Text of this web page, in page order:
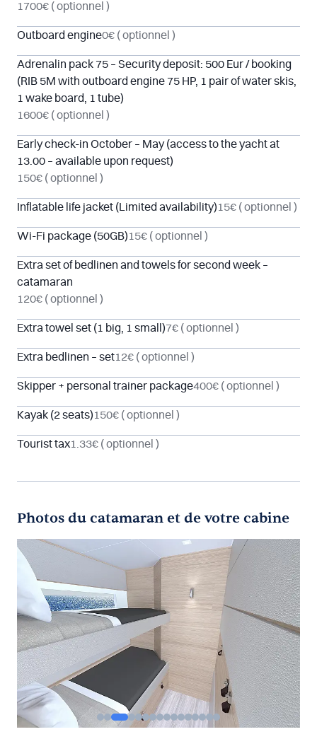
1700€ ( optionnel )
Outboard engine0€ ( optionnel )
Adrenalin pack 75 – Security deposit: 500 Eur / booking
(RIB 5M with outboard engine 75 HP, 1 pair of water skis,
1 wake board, 1 tube)
1600€ ( optionnel )
Early check-in October – May (access to the yacht at
13.00 – available upon request)
150€ ( optionnel )
Inflatable life jacket (Limited availability)15€ ( optionnel )
Wi-Fi package (50GB)15€ ( optionnel )
Extra set of bedlinen and towels for second week –
catamaran
120€ ( optionnel )
Extra towel set (1 big, 1 small)7€ ( optionnel )
Extra bedlinen – set12€ ( optionnel )
Skipper + personal trainer package400€ ( optionnel )
Kayak (2 seats)150€ ( optionnel )
Tourist tax1.33€ ( optionnel )
Photos du catamaran et de votre cabine